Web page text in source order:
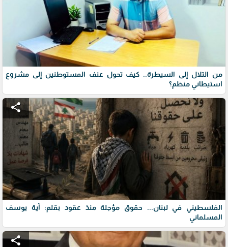
من التلال إلى السيطرة.. كيف تحول عنف المستوطنين إلى مشروع
استيطاني منظم؟
share
الفلسطيني في لبنان... حقوق مؤجلة منذ عقود بقلم: آية يوسف
المسلماني
share